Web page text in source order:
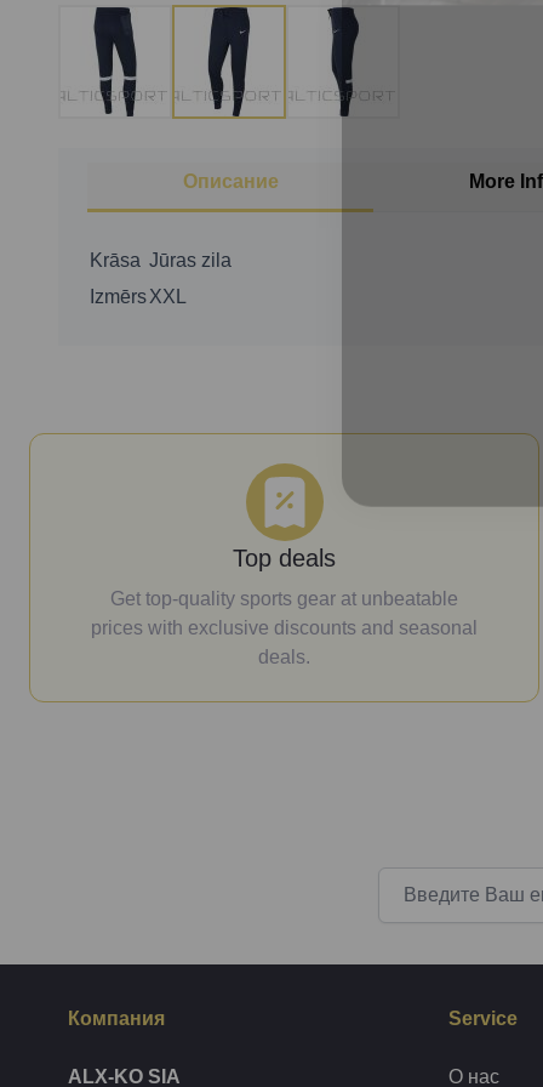
Описание More
Krāsa Jūras zila
IzmērsXXL
Top deals
Get top-quality sports gear at unbeatable
prices with exclusive discounts and seasonal
deals.
Компания
ALX-KO SIA
Service
О нас